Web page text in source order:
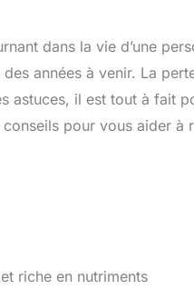
dans la vie d’une
années à venir. La
astuces, il est tout à fait
pour vous aider
riche en nutriments